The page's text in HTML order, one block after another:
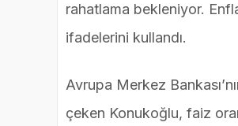
rahatlama bekleniyor.
ifadelerini kullandı.
Avrupa Merkez
çeken Konukoğlu, faiz